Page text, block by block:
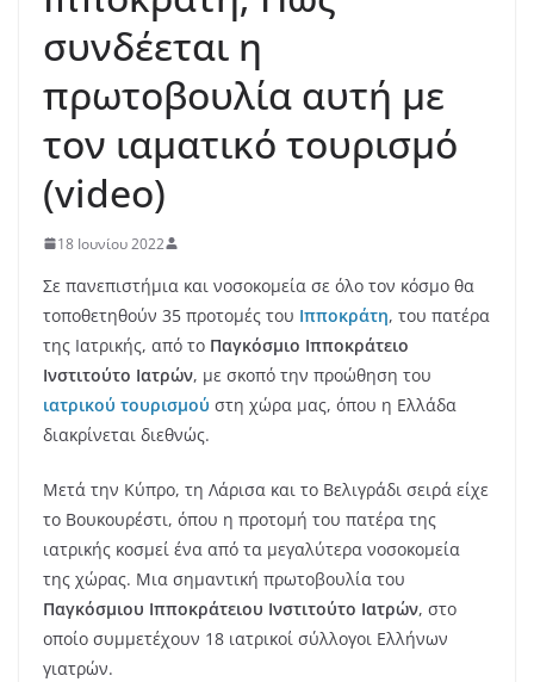
συνδέεται η
πρωτοβουλία αυτή με
τον ιαματικό τουρισμό
(video)
18 Ιουνίου 2022
Σε πανεπιστήμια και νοσοκομεία σε όλο τον κόσμο θα
τοποθετηθούν 35 προτομές του Ιπποκράτη, του πατέρα
της Ιατρικής, από το Παγκόσμιο Ιπποκράτειο
Ινστιτούτο Ιατρών, με σκοπό την προώθηση του
ιατρικού τουρισμού στη χώρα μας, όπου η Ελλάδα
διακρίνεται διεθνώς.
Μετά την Κύπρο, τη Λάρισα και το Βελιγράδι σειρά είχε
το Βουκουρέστι, όπου η προτομή του πατέρα της
ιατρικής κοσμεί ένα από τα μεγαλύτερα νοσοκομεία
της χώρας. Μια σημαντική πρωτοβουλία του
Παγκόσμιου Ιπποκράτειου Ινστιτούτο Ιατρών, στο
οποίο συμμετέχουν 18 ιατρικοί σύλλογοι Ελλήνων
γιατρών.